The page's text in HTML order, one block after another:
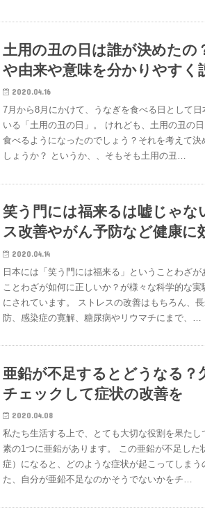
土用の丑の日は誰が決めたの
や由来や意味を分かりやすく
2020.04.16
7月から8月にかけて、うなぎを食べる日として日
いる「土用の丑の日」。 けれども、土用の丑の
食べるようになったのでしょう？それを考えて決
しょうか？ というか、、そもそも土用の丑…
笑う門には福来るは嘘じゃな
ス改善やがん予防など健康に
2020.04.14
日本には「笑う門には福来る」ということわざ
ことわざが如何に正しいか？が様々な科学的な
にされています。 ストレスの改善はもちろん、
防、感染症の寛解、糖尿病やリウマチにまで、…
亜鉛が不足するとどうなる？
チェックして症状の改善を
2020.04.08
私たち生活する上で、とても大切な役割を果たし
素の1つに亜鉛があります。 この亜鉛が不足した
症）になると、どのような症状が起こってしまう
た、自分が亜鉛不足なのかそうでないかをチ…